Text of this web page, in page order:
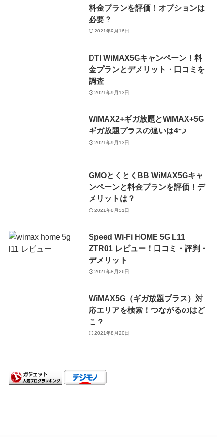
料金プランを評価！オプションは
必要？
2021年9月16日
DTI WiMAX5Gキャンペーン！料
金プランとデメリット・口コミを
調査
2021年9月13日
WiMAX2+ギガ放題とWiMAX+5G
ギガ放題プラスの違いは4つ
2021年9月13日
GMOとくとくBB WiMAX5Gキャ
ンペーンと料金プランを評価！デ
メリットは？
2021年8月31日
Speed Wi-Fi HOME 5G L11
ZTR01 レビュー！口コミ・評判・
デメリット
2021年8月26日
WiMAX5G（ギガ放題プラス）対
応エリアを検索！つながるのはど
こ？
2021年8月20日